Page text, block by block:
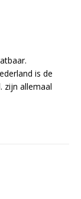
is de
zijn allemaal